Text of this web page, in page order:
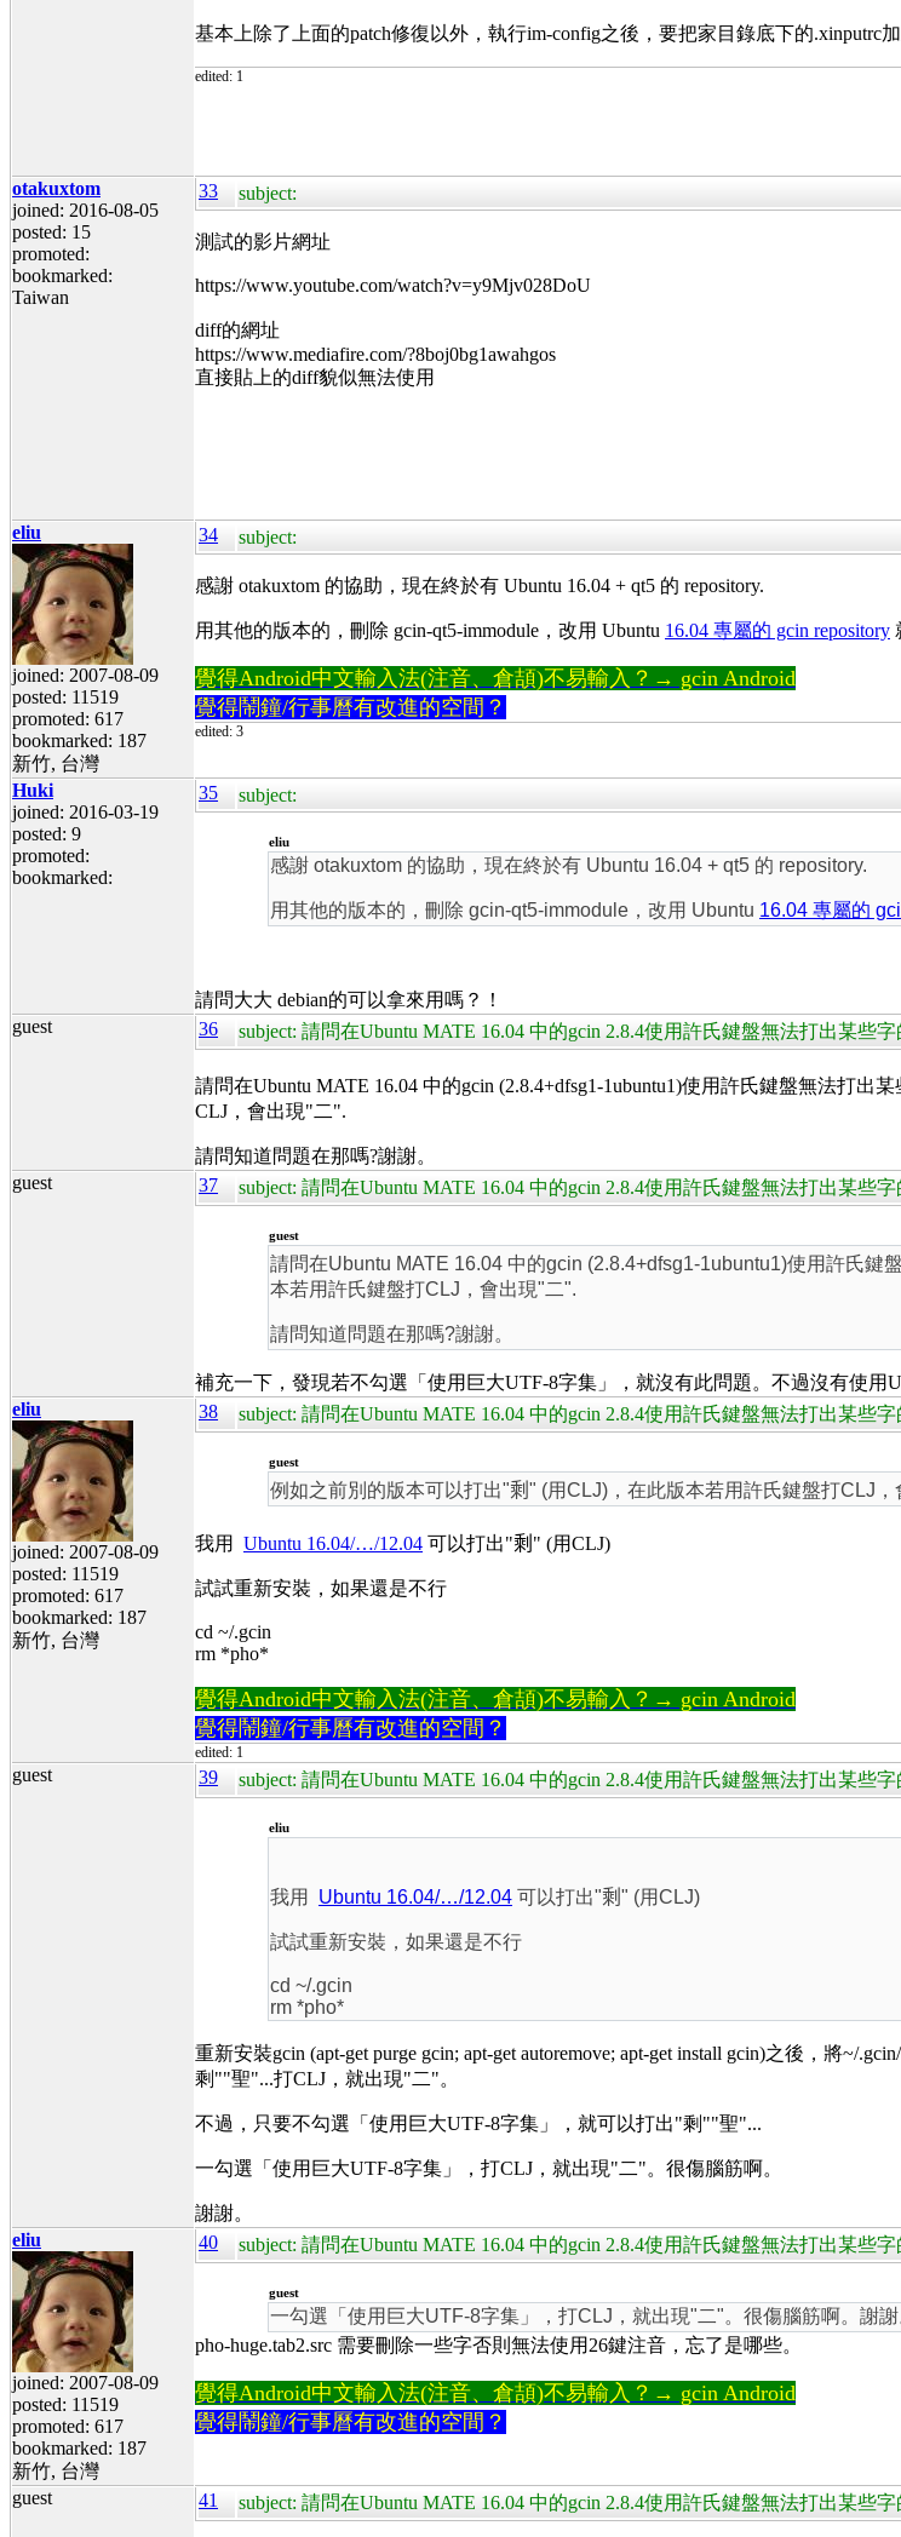
基本上除了上面的patch修復以外，執行im-config之後，要把家目錄底下的.xinputrc
edited: 1
otakuxtom
joined: 2016-08-05
posted: 15
promoted:
bookmarked:
Taiwan
33 subject:
測試的影片網址
https://www.youtube.com/watch?v=y9Mjv028DoU
diff的網址
https://www.mediafire.com/?8boj0bg1awahgos
直接貼上的diff貌似無法使用
eliu
joined: 2007-08-09
posted: 11519
promoted: 617
bookmarked: 187
新竹, 台灣
34 subject:
感謝 otakuxtom 的協助，現在終於有 Ubuntu 16.04 + qt5 的 repository.
用其他的版本的，刪除 gcin-qt5-immodule，改用 Ubuntu 16.04 專屬的 gcin repository
覺得Android中文輸入法(注音、倉頡)不易輸入？→ gcin Android
覺得鬧鐘/行事曆有改進的空間？
edited: 3
Huki
joined: 2016-03-19
posted: 9
promoted:
bookmarked:
35 subject:
eliu
感謝 otakuxtom 的協助，現在終於有 Ubuntu 16.04 + qt5 的 repository.
用其他的版本的，刪除 gcin-qt5-immodule，改用 Ubuntu 16.04 專屬的
請問大大 debian的可以拿來用嗎？！
guest
36 subject: 請問在Ubuntu MATE 16.04 中的gcin 2.8.4使用許氏鍵盤無法打出某些字
請問在Ubuntu MATE 16.04 中的gcin (2.8.4+dfsg1-1ubuntu1)使用許氏鍵盤無法打出
CLJ，會出現"二".
請問知道問題在那嗎?謝謝。
guest
37 subject: 請問在Ubuntu MATE 16.04 中的gcin 2.8.4使用許氏鍵盤無法打出某些字
guest
請問在Ubuntu MATE 16.04 中的gcin (2.8.4+dfsg1-1ubuntu1)使用許氏鍵
本若用許氏鍵盤打CLJ，會出現"二".
請問知道問題在那嗎?謝謝。
補充一下，發現若不勾選「使用巨大UTF-8字集」，就沒有此問題。不過沒有使
eliu
joined: 2007-08-09
posted: 11519
promoted: 617
bookmarked: 187
新竹, 台灣
38 subject: 請問在Ubuntu MATE 16.04 中的gcin 2.8.4使用許氏鍵盤無法打出某些字
guest
例如之前別的版本可以打出"剩 " (用CLJ)，在此版本若用許氏鍵盤打CLJ，
我用 Ubuntu 16.04/…/12.04 可以打出"剩 " (用CLJ)
試試重新安裝，如果還是不行
cd ~/.gcin
rm *pho*
覺得Android中文輸入法(注音、倉頡)不易輸入？→ gcin Android
覺得鬧鐘/行事曆有改進的空間？
edited: 1
guest 39 subject: 請問在Ubuntu MATE 16.04 中的gcin 2.8.4使用許氏鍵盤無法打出某些字
eliu
我用 Ubuntu 16.04/…/12.04 可以打出"剩 " (用CLJ)
試試重新安裝，如果還是不行
cd ~/.gcin
rm *pho*
重新安裝gcin (apt-get purge gcin; apt-get autoremove; apt-get install gcin)之後，將
剩""聖"...打CLJ，就出現"二"。
不過，只要不勾選「使用巨大UTF-8字集」，就可以打出"剩""聖"...
一勾選「使用巨大UTF-8字集」，打CLJ，就出現"二"。很傷腦筋啊。
謝謝。
eliu
joined: 2007-08-09
posted: 11519
promoted: 617
bookmarked: 187
新竹, 台灣
40 subject: 請問在Ubuntu MATE 16.04 中的gcin 2.8.4使用許氏鍵盤無法打出某些字
guest
一勾選「使用巨大UTF-8字集」，打CLJ，就出現"二"。很傷腦筋啊。謝謝
pho-huge.tab2.src 需要刪除一些字否則無法使用26鍵注音，忘了是哪些。
覺得Android中文輸入法(注音、倉頡)不易輸入？→ gcin Android
覺得鬧鐘/行事曆有改進的空間？
guest 41 subject: 請問在Ubuntu MATE 16.04 中的gcin 2.8.4使用許氏鍵盤無法打出某些字